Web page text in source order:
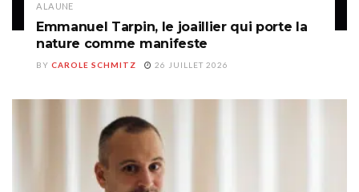
A LA UNE
Emmanuel Tarpin, le joaillier qui porte la
nature comme manifeste
BY CAROLE SCHMITZ 26 JUILLET 2026